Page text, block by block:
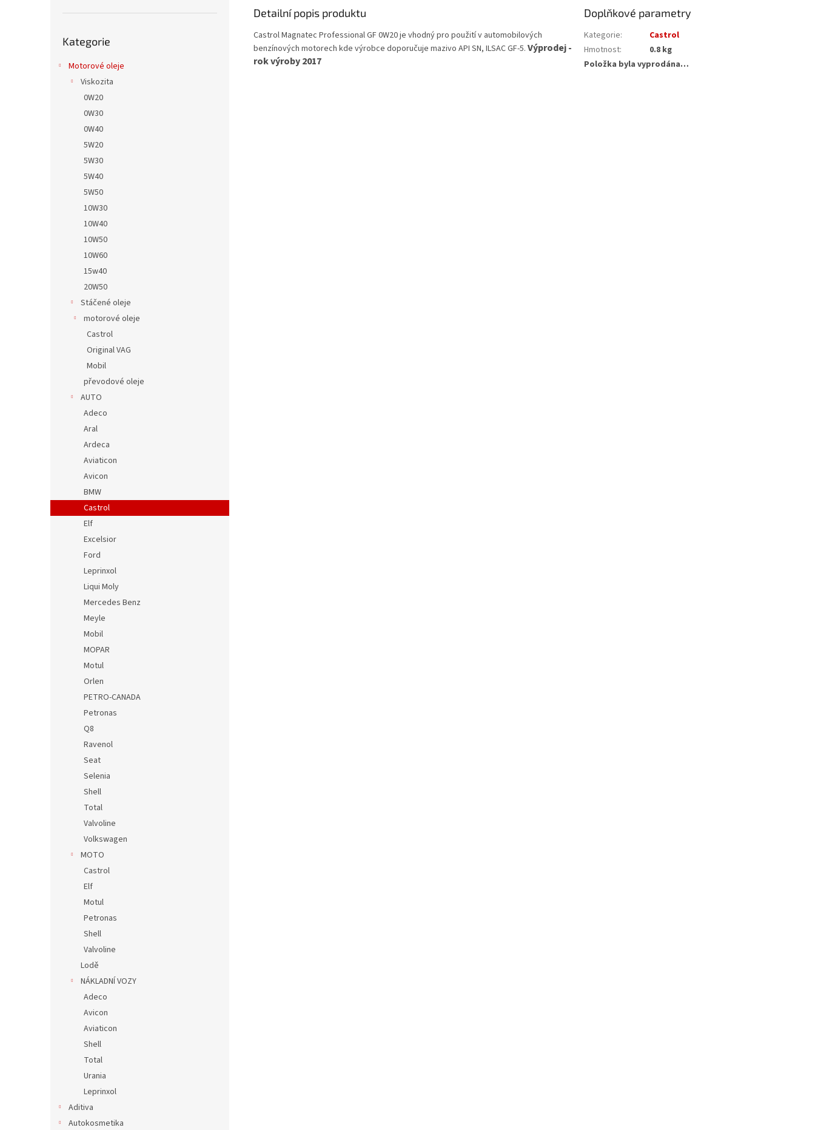
kategorie
Kategorie
Motorové oleje
Viskozita
0W20
0W30
0W40
5W20
5W30
5W40
5W50
10W30
10W40
10W50
10W60
15w40
20W50
Stáčené oleje
motorové oleje
Castrol
Original VAG
Mobil
převodové oleje
AUTO
Adeco
Aral
Ardeca
Aviaticon
Avicon
BMW
Castrol
Elf
Excelsior
Ford
Leprinxol
Liqui Moly
Mercedes Benz
Meyle
Mobil
MOPAR
Motul
Orlen
PETRO-CANADA
Petronas
Q8
Ravenol
Seat
Selenia
Shell
Total
Valvoline
Volkswagen
MOTO
Castrol
Elf
Motul
Petronas
Shell
Valvoline
Lodě
NÁKLADNÍ VOZY
Adeco
Avicon
Aviaticon
Shell
Total
Urania
Leprinxol
Aditiva
Autokosmetika
Detailní popis produktu
Castrol Magnatec Professional GF 0W20 je vhodný pro použití v automobilových
benzínových motorech kde výrobce doporučuje mazivo API SN, ILSAC GF-5. Výprodej -
rok výroby 2017
Doplňkové parametry
Kategorie:
Castrol
Hmotnost:
0.8 kg
Položka byla vyprodána…